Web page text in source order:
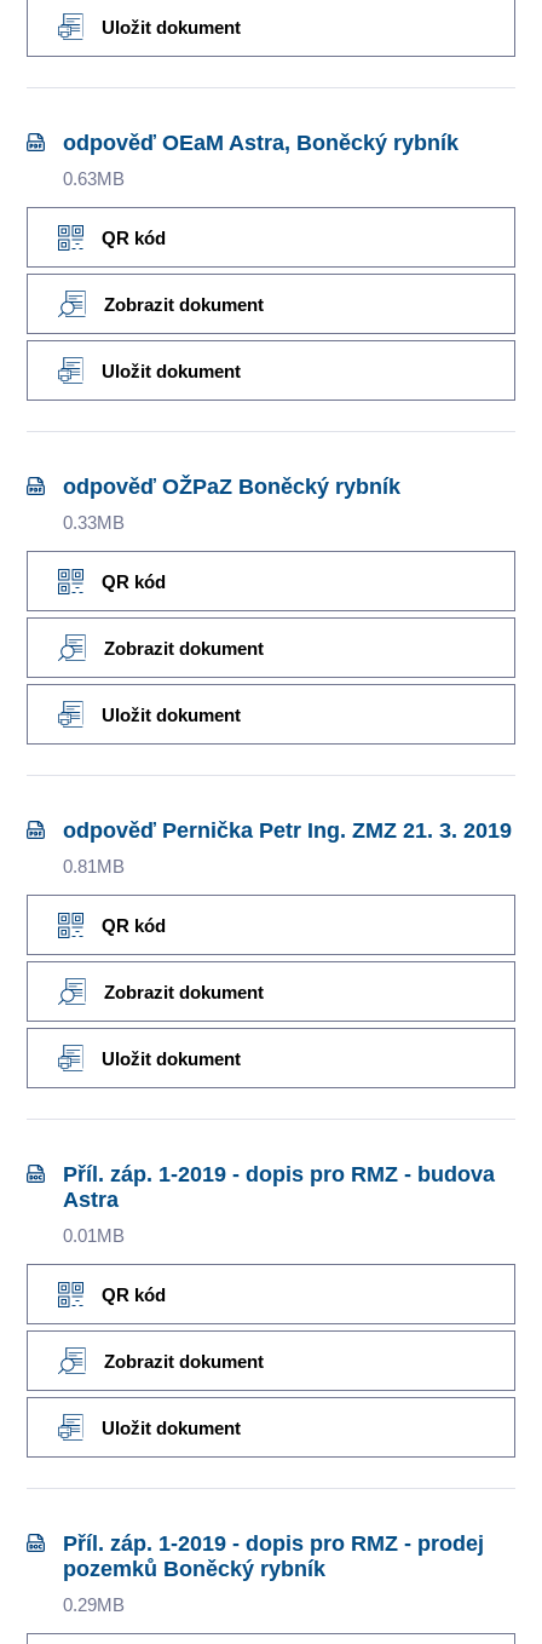
Uložit dokument
odpověď OEaM Astra, Boněcký rybník
0.63MB
QR kód
Zobrazit dokument
Uložit dokument
odpověď OŽPaZ Boněcký rybník
0.33MB
QR kód
Zobrazit dokument
Uložit dokument
odpověď Pernička Petr Ing. ZMZ 21. 3. 2019
0.81MB
QR kód
Zobrazit dokument
Uložit dokument
Příl. záp. 1-2019 - dopis pro RMZ - budova
Astra
0.01MB
QR kód
Zobrazit dokument
Uložit dokument
Příl. záp. 1-2019 - dopis pro RMZ - prodej
pozemků Boněcký rybník
0.29MB